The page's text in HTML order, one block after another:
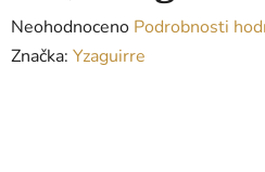
Průměrné
hodnocení
Neohodnoceno Podrobnosti
Značka: Yzaguirre